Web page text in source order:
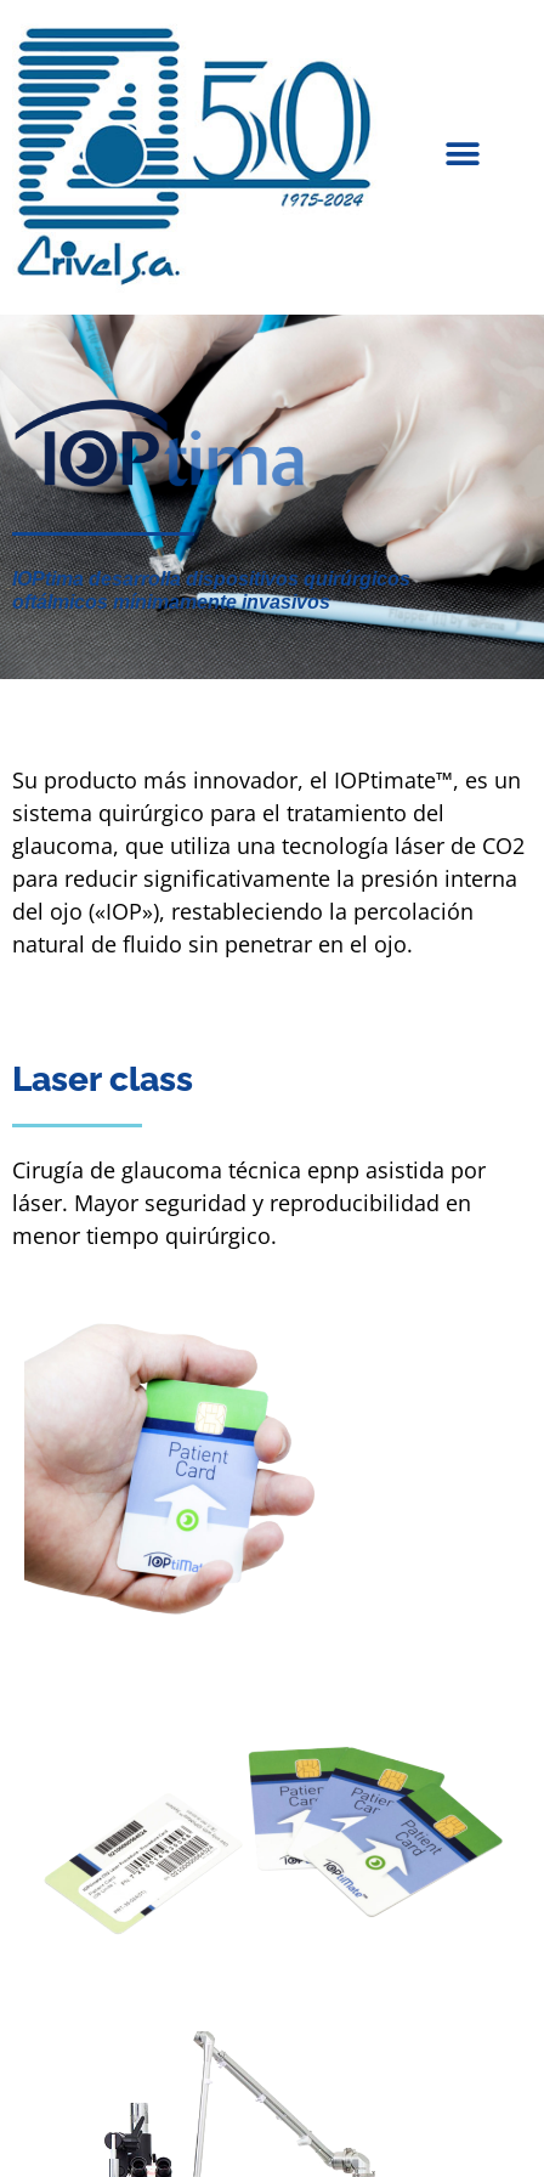
IOPtima desarrolla dispositivos quirúrgicos
oftálmicos mínimamente invasivos
Su producto más innovador, el IOPtimate™, es un
sistema quirúrgico para el tratamiento del
glaucoma, que utiliza una tecnología láser de CO2
para reducir significativamente la presión interna
del ojo («IOP»), restableciendo la percolación
natural de fluido sin penetrar en el ojo.
Laser class
Cirugía de glaucoma técnica epnp asistida por
láser. Mayor seguridad y reproducibilidad en
menor tiempo quirúrgico.